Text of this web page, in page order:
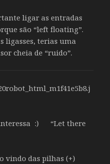
ligar as entradas
são “left floating”.
ligasses, terias uma
cheia de “ruido”.
interessa :) “Let there
vindo das pilhas (+)